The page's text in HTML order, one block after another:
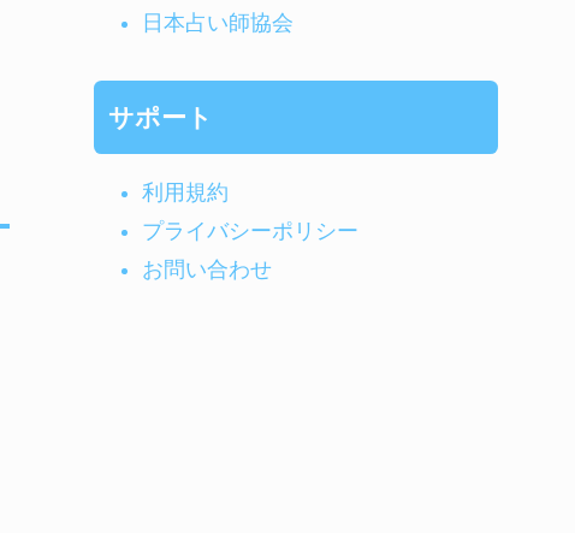
日本占い師協会
サポート
利用規約
プライバシーポリシー
お問い合わせ